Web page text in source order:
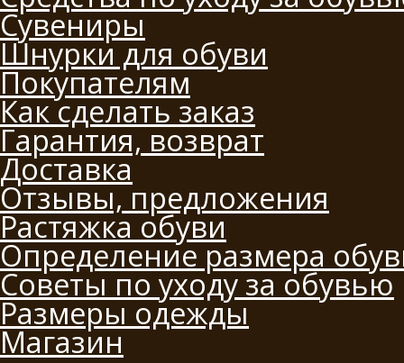
Сувениры
Шнурки для обуви
Покупателям
Как сделать заказ
Гарантия, возврат
Доставка
Отзывы, предложения
Растяжка обуви
Определение размера
Советы по уходу за обувью
Размеры одежды
Магазин